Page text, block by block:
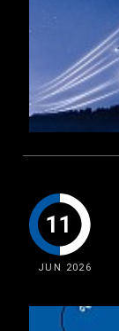
11
JUN 2026